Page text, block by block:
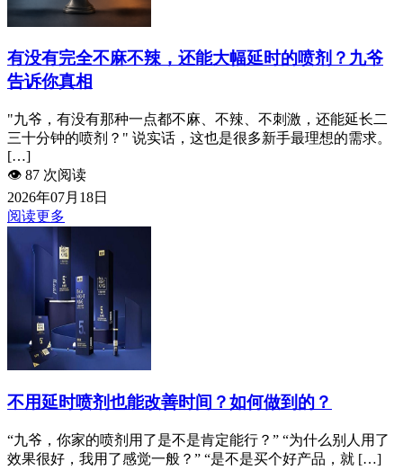
有没有完全不麻不辣，还能大幅延时的喷剂？九爷
告诉你真相
"九爷，有没有那种一点都不麻、不辣、不刺激，还能延长二
三十分钟的喷剂？" 说实话，这也是很多新手最理想的需求。
[…]
👁️ 87 次阅读
2026年07月18日
阅读更多
不用延时喷剂也能改善时间？如何做到的？
“九爷，你家的喷剂用了是不是肯定能行？” “为什么别人用了
效果很好，我用了感觉一般？” “是不是买个好产品，就 […]